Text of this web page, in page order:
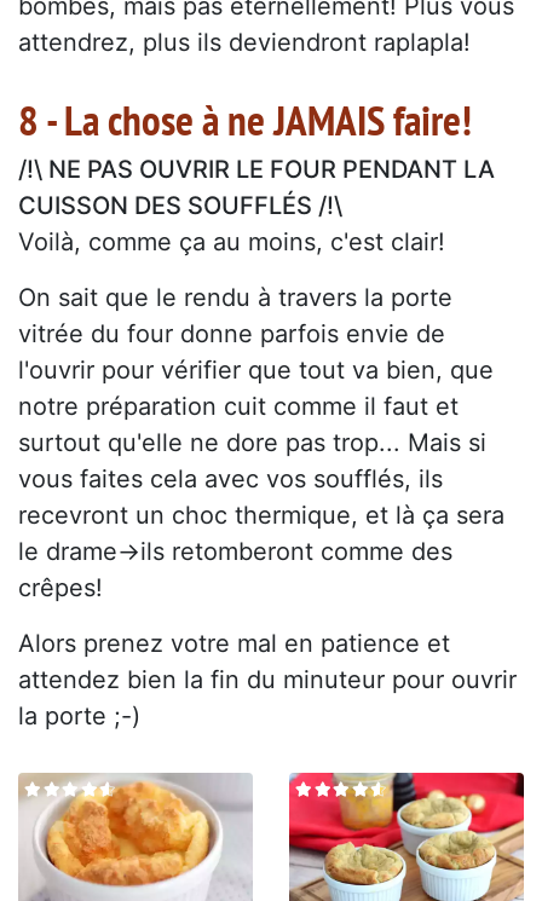
bombés, mais pas éternellement! Plus vous
attendrez, plus ils deviendront raplapla!
8 - La chose à ne JAMAIS faire!
/!\ NE PAS OUVRIR LE FOUR PENDANT LA
CUISSON DES SOUFFLÉS /!\
Voilà, comme ça au moins, c'est clair!
On sait que le rendu à travers la porte
vitrée du four donne parfois envie de
l'ouvrir pour vérifier que tout va bien, que
notre préparation cuit comme il faut et
surtout qu'elle ne dore pas trop... Mais si
vous faites cela avec vos soufflés, ils
recevront un choc thermique, et là ça sera
le drame→ils retomberont comme des
crêpes!
Alors prenez votre mal en patience et
attendez bien la fin du minuteur pour ouvrir
la porte ;-)